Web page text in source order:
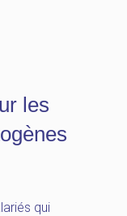
les
qui